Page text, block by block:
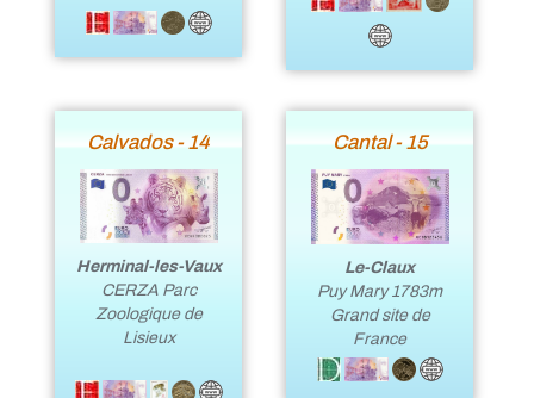
Calvados - 14
Herminal-les-Vaux
CERZA Parc
Zoologique de
Lisieux
Cantal - 15
Le-Claux
Puy Mary 1783m
Grand site de
France